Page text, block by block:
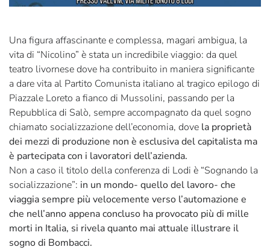
Una figura affascinante e complessa, magari ambigua, la
vita di “Nicolino” è stata un incredibile viaggio: da quel
teatro livornese dove ha contribuito in maniera significante
a dare vita al Partito Comunista italiano al tragico epilogo di
Piazzale Loreto a fianco di Mussolini, passando per la
Repubblica di Salò, sempre accompagnato da quel sogno
chiamato socializzazione dell’economia, dove la proprietà
dei mezzi di produzione non è esclusiva del capitalista ma
è partecipata con i lavoratori dell’azienda.
Non a caso il titolo della conferenza di Lodi è “Sognando la
socializzazione”: in un mondo- quello del lavoro- che
viaggia sempre più velocemente verso l’automazione e
che nell’anno appena concluso ha provocato più di mille
morti in Italia, si rivela quanto mai attuale illustrare il
sogno di Bombacci.